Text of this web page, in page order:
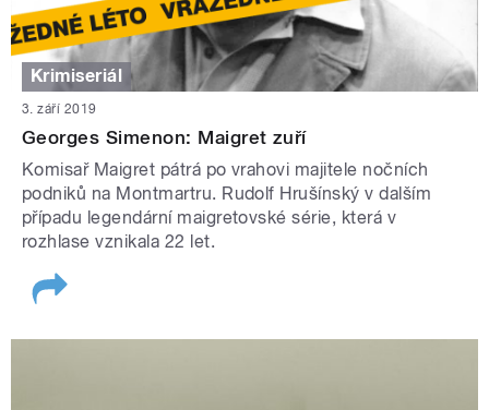
Krimiseriál
3. září 2019
Georges Simenon: Maigret zuří
Komisař Maigret pátrá po vrahovi majitele nočních
podniků na Montmartru. Rudolf Hrušínský v dalším
případu legendární maigretovské série, která v
rozhlase vznikala 22 let.